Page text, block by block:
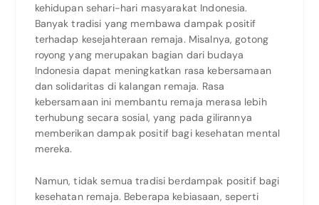
kehidupan sehari-hari masyarakat Indonesia.
Banyak tradisi yang membawa dampak positif
terhadap kesejahteraan remaja. Misalnya, gotong
royong yang merupakan bagian dari budaya
Indonesia dapat meningkatkan rasa kebersamaan
dan solidaritas di kalangan remaja. Rasa
kebersamaan ini membantu remaja merasa lebih
terhubung secara sosial, yang pada gilirannya
memberikan dampak positif bagi kesehatan mental
mereka.
Namun, tidak semua tradisi berdampak positif bagi
kesehatan remaja. Beberapa kebiasaan, seperti